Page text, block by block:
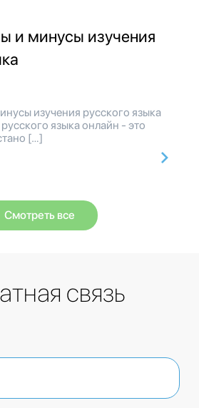
и минусы изучения
изучения русского языка
языка онлайн - это
[…]
Смотреть все
связь